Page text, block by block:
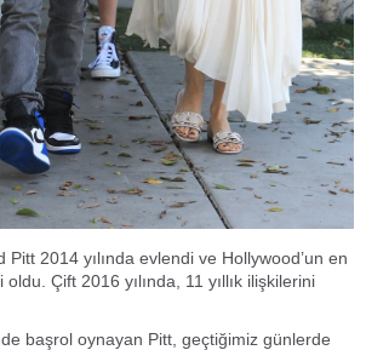
2014 yılında evlendi ve Hollywood’un en
Çift 2016 yılında, 11 yıllık ilişkilerini
başrol oynayan Pitt, geçtiğimiz günlerde